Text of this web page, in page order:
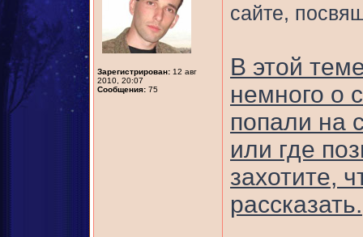
Зарегистрирован: 12 авг
2010, 20:07
Сообщения: 75
сайте,
В этой
немного о
попали на
или где
захотите,
рассказать.